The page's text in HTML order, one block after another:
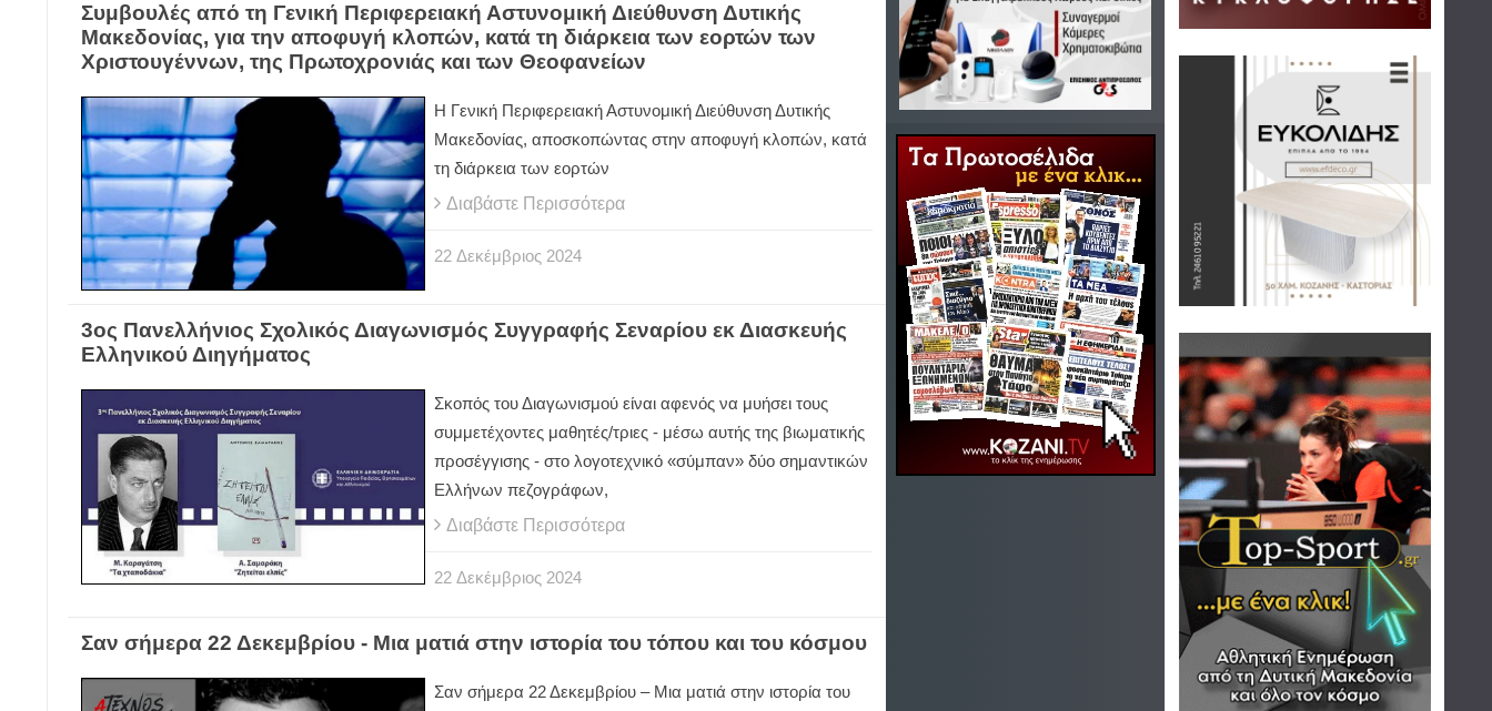
Συμβουλές από τη Γενική Περιφερειακή Αστυνομική Διεύθυνση Δυτικής
Μακεδονίας, για την αποφυγή κλοπών, κατά τη διάρκεια των εορτών των
Χριστουγέννων, της Πρωτοχρονιάς και των Θεοφανείων
Η Γενική Περιφερειακή Αστυνομική Διεύθυνση Δυτικής
Μακεδονίας, αποσκοπώντας στην αποφυγή κλοπών, κατά
τη διάρκεια των εορτών
Διαβάστε Περισσότερα
22 Δεκέμβριος 2024
3ος Πανελλήνιος Σχολικός Διαγωνισμός Συγγραφής Σεναρίου εκ Διασκευής
Ελληνικού Διηγήματος
Σκοπός του Διαγωνισμού είναι αφενός να μυήσει τους
συμμετέχοντες μαθητές/τριες - μέσω αυτής της βιωματικής
προσέγγισης - στο λογοτεχνικό «σύμπαν» δύο σημαντικών
Ελλήνων πεζογράφων,
Διαβάστε Περισσότερα
22 Δεκέμβριος 2024
Σαν σήμερα 22 Δεκεμβρίου - Μια ματιά στην ιστορία του τόπου και του κόσμου
Σαν σήμερα 22 Δεκεμβρίου – Μια ματιά στην ιστορία του